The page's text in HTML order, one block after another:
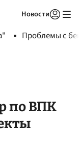
Новости
Проблемы с
по ВПК